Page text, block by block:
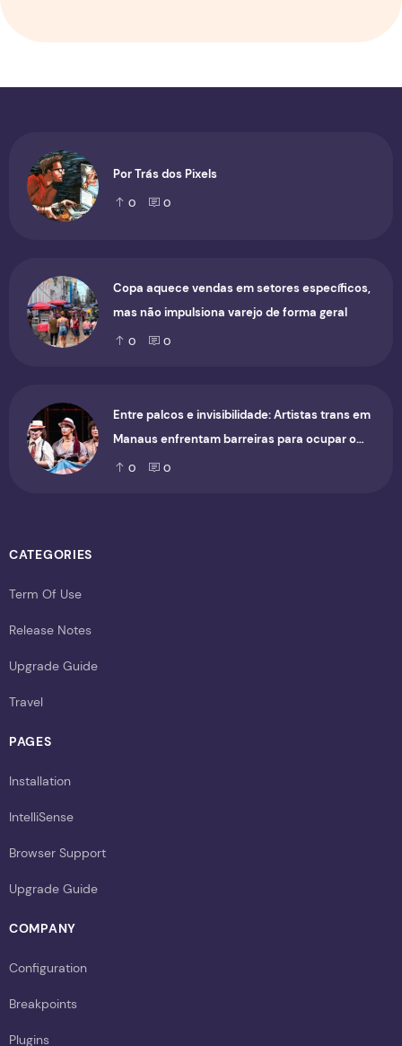
Por Trás dos Pixels
0 0
Copa aquece vendas em setores específicos,
mas não impulsiona varejo de forma geral
0 0
Entre palcos e invisibilidade: Artistas trans em
Manaus enfrentam barreiras para ocupar o
cenário cultural
0 0
CATEGORIES
Term Of Use
Release Notes
Upgrade Guide
Travel
PAGES
Installation
IntelliSense
Browser Support
Upgrade Guide
COMPANY
Configuration
Breakpoints
Plugins